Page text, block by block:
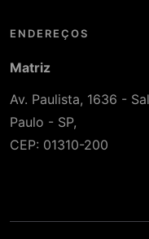
ENDEREÇOS
Matriz
Av. Paulista, 1636 -
Paulo - SP,
CEP: 01310-200